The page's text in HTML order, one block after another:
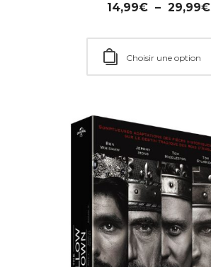
14,99€ – 29,99€
Choisir une option